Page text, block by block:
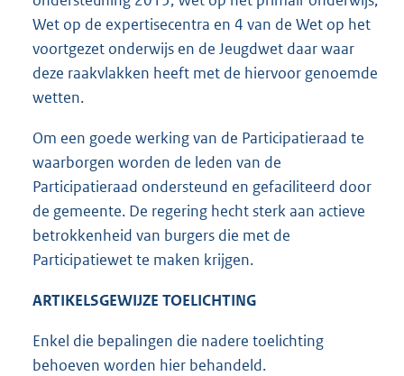
Wet op de expertisecentra en 4 van de Wet op het
voortgezet onderwijs en de Jeugdwet daar waar
deze raakvlakken heeft met de hiervoor genoemde
wetten.
Om een goede werking van de Participatieraad te
waarborgen worden de leden van de
Participatieraad ondersteund en gefaciliteerd door
de gemeente. De regering hecht sterk aan actieve
betrokkenheid van burgers die met de
Participatiewet te maken krijgen.
ARTIKELSGEWIJZE TOELICHTING
Enkel die bepalingen die nadere toelichting
behoeven worden hier behandeld.